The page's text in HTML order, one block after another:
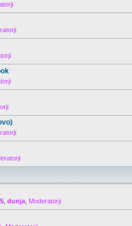
dunja Moderatorji